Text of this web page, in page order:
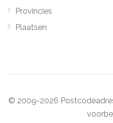
Provincies
Plaatsen
© 2009-2026